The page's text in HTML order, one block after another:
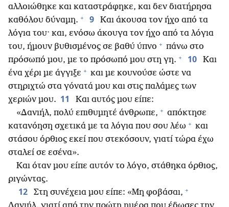
αλλοιώθηκε και καταστράφηκε, και δεν διατήρησα
καθόλου δύναμη. + 9
Και άκουσα τον ήχο από τα
λόγια του· και, ενόσω άκουγα τον ήχο από τα λόγια
του, ήμουν βυθισμένος σε βαθύ ύπνο + πάνω στο
πρόσωπό μου, με το πρόσωπό μου στη γη. + 10
Και
ένα χέρι με άγγιξε + και με κουνούσε ώστε να
στηριχτώ στα γόνατά μου και στις παλάμες των
χεριών μου. 11
Και αυτός μου είπε:
«Δανιήλ, πολύ επιθυμητέ άνθρωπε, + απόκτησε
κατανόηση σχετικά με τα λόγια που σου λέω + και
στάσου όρθιος εκεί που στεκόσουν, γιατί τώρα έχω
σταλεί σε εσένα».
Και όταν μου είπε αυτόν το λόγο, στάθηκα όρθιος,
ριγώντας.
12 Στη συνέχεια μου είπε: «Μη φοβάσαι, +